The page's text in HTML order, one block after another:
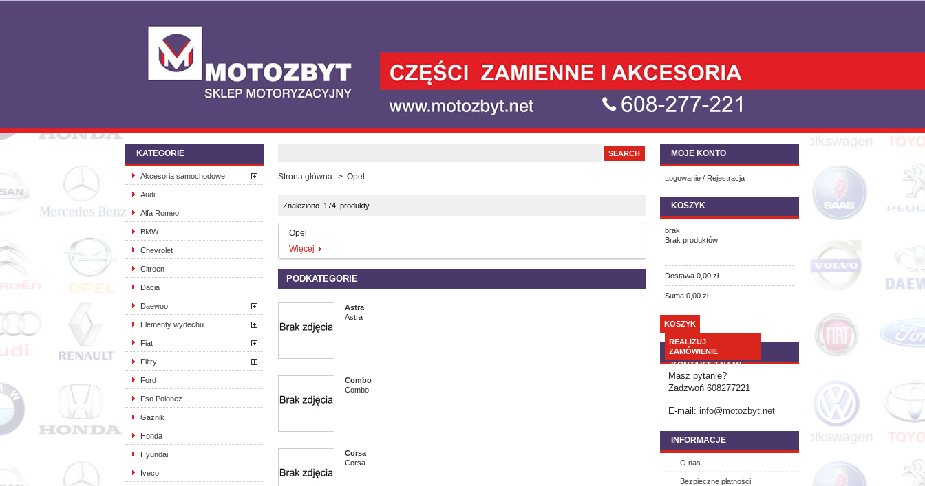
KATEGORIE
Akcesoria samochodowe
Audi
Alfa Romeo
BMW
Chevrolet
Citroen
Dacia
Daewoo
Elementy wydechu
Fiat
Filtry
Ford
Fso Polonez
Gażnik
Honda
Hyundai
Iveco
Strona główna > Opel
Znaleziono 174 produkty.
Opel
Więcej
PODKATEGORIE
Astra
Astra
Combo
Combo
Corsa
Corsa
MOJE KONTO
Logowanie / Rejestracja
KOSZYK
brak
Brak produktów
Dostawa 0,00 zł
Suma 0,00 zł
KOSZYK
REALIZUJ
ZAMÓWIENIE
KONTAKT Z NAMI
Masz pytanie?
Zadzwoń 608277221
E-mail: info@motozbyt.net
INFORMACJE
O nas
Bezpieczne płatności